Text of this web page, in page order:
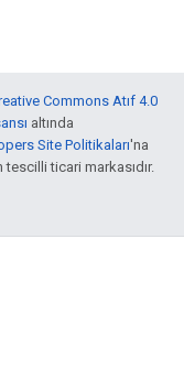
Commons Atıf 4.0
altında
Site Politikaları'na
tescilli ticari markasıdır.